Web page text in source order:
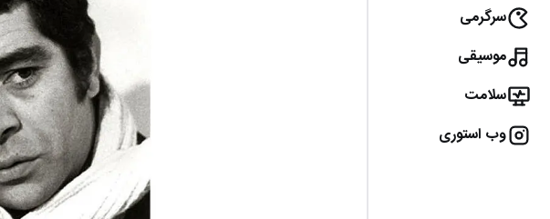
سرگرمی
موسیقی
سلامت
وب استوری